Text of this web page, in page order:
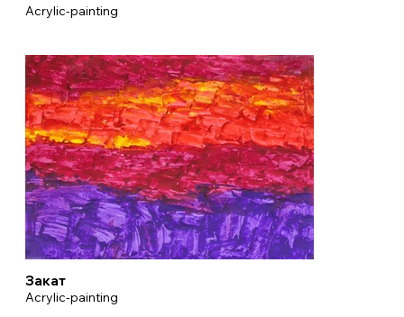
Acrylic-painting
Закат
Acrylic-painting